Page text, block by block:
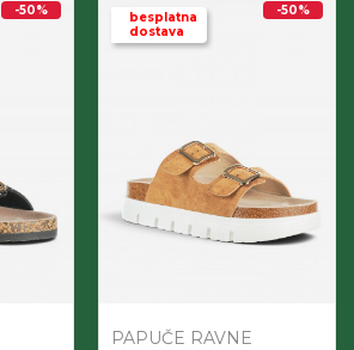
-50%
besplatna
dostava
-50%
PAPUČE RAVNE